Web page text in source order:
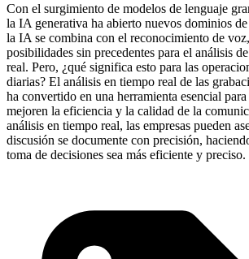
Con el surgimiento de modelos de lenguaje
la IA generativa ha abierto nuevos dominios
la IA se combina con el reconocimiento de
posibilidades sin precedentes para el análisis
real. Pero, ¿qué significa esto para las
diarias? El análisis en tiempo real de las
ha convertido en una herramienta esencial para
mejoren la eficiencia y la calidad de la
análisis en tiempo real, las empresas pueden
discusión se documente con precisión,
toma de decisiones sea más eficiente y preciso.